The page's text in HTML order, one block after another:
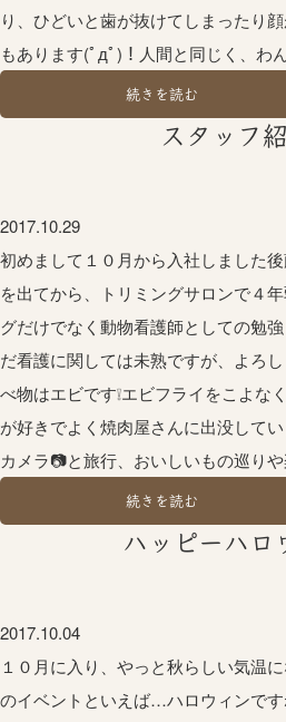
り、ひどいと歯が抜けてしまったり
もあります(ﾟдﾟ)！人間と同じく、わ
続きを読む
スタッフ
2017.10.29
初めまして１０月から入社しました
を出てから、トリミングサロンで４
グだけでなく動物看護師としての勉
だ看護に関しては未熟ですが、よろ
べ物はエビです❕エビフライをこよ
が好きでよく焼肉屋さんに出没して
カメラ📷と旅行、おいしいもの巡り
続きを読む
ハッピーハロ
2017.10.04
１０月に入り、やっと秋らしい気温
のイベントといえば…ハロウィンで